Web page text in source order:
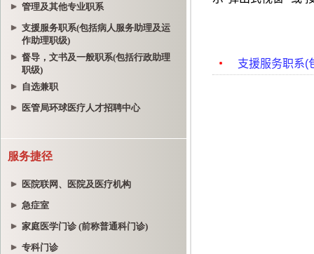
管理及其他专业职系
支援服务职系(包括病人服务助理及运
作助理职级)
督导，文书及一般职系(包括行政助理
职级)
自选兼职
医管局环球医疗人才招聘中心
服务捷径
医院联网、医院及医疗机构
急症室
家庭医学门诊 (前称普通科门诊)
专科门诊